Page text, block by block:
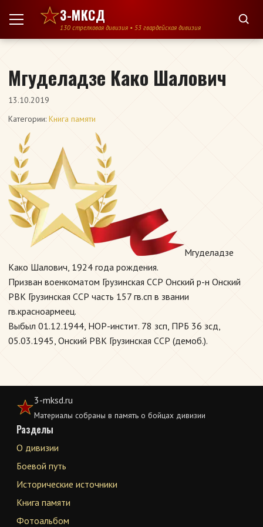
Перейти к содержимому
3-МКСД
130 стрелковая дивизия • 53 гвардейская дивизия
Мгуделадзе Како Шалович
13.10.2019
Категории: Книга памяти
Мгуделадзе
Како Шалович, 1924 года рождения.
Призван военкоматом Грузинская ССР Онский р-н Онский
РВК Грузинская ССР часть 157 гв.сп в звании
гв.красноармеец.
Выбыл 01.12.1944, НОР-инстит. 78 зсп, ПРБ 36 зсд,
05.03.1945, Онский РВК Грузинская ССР (демоб.).
3-mksd.ru
Материалы собраны в память о бойцах дивизии
Разделы
О дивизии
Боевой путь
Исторические источники
Книга памяти
Фотоальбом